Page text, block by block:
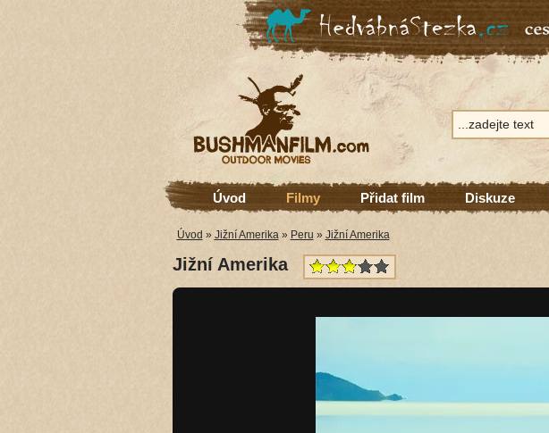
Úvod Filmy Přidat film Diskuze
Úvod » Jižní Amerika» Peru » Jižní Amerika
Jižní Amerika